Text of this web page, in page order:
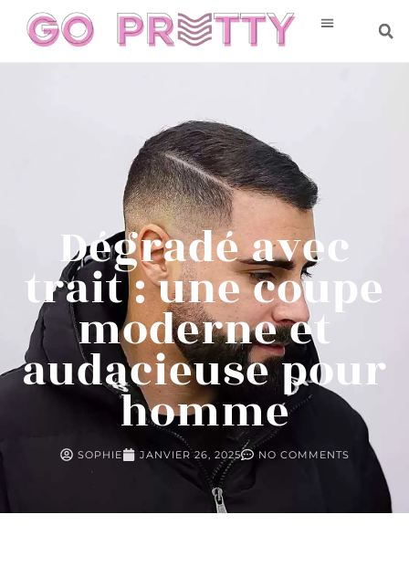
Dégradé avec
trait : une coupe
moderne et
audacieuse pour
homme
SOPHIE JANVIER 26, 2025 NO COMMENTS